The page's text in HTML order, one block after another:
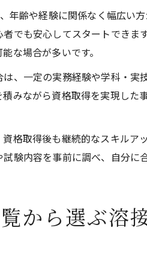
年齢や経験に関係なく幅広い
者でも安心してスタートでき
な場合が多いです。
は、一定の実務経験や学科・実
積みながら資格取得を実現し
資格取得後も継続的なスキルア
験内容を事前に調べ、自分に
から選ぶ溶